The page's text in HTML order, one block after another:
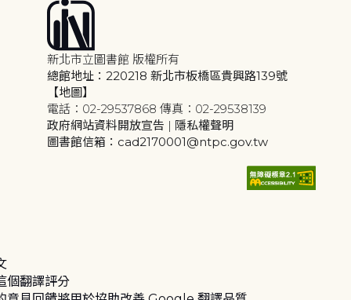
新北市立圖書館 版權所有
總館地址：220218 新北市板橋區貴興路139號
【地圖】
電話：02-29537868 傳真：02-29538139
政府網站資料開放宣告 | 隱私權聲明
圖書館信箱：cad2170001@ntpc.gov.tw
個翻譯評分